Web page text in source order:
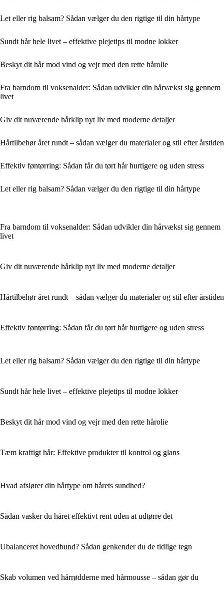
Let eller rig balsam? Sådan vælger du den rigtige til din hårtype
Sundt hår hele livet – effektive plejetips til modne lokker
Beskyt dit hår mod vind og vejr med den rette hårolie
Fra barndom til voksenalder: Sådan udvikler din hårvækst sig gennem
livet
Giv dit nuværende hårklip nyt liv med moderne detaljer
Hårtilbehør året rundt – sådan vælger du materialer og stil efter årstiden
Effektiv føntørring: Sådan får du tørt hår hurtigere og uden stress
Let eller rig balsam? Sådan vælger du den rigtige til din hårtype
Fra barndom til voksenalder: Sådan udvikler din hårvækst sig gennem
livet
Giv dit nuværende hårklip nyt liv med moderne detaljer
Hårtilbehør året rundt – sådan vælger du materialer og stil efter årstiden
Effektiv føntørring: Sådan får du tørt hår hurtigere og uden stress
Let eller rig balsam? Sådan vælger du den rigtige til din hårtype
Sundt hår hele livet – effektive plejetips til modne lokker
Beskyt dit hår mod vind og vejr med den rette hårolie
Tæm kraftigt hår: Effektive produkter til kontrol og glans
Hvad afslører din hårtype om hårets sundhed?
Sådan vasker du håret effektivt rent uden at udtørre det
Ubalanceret hovedbund? Sådan genkender du de tidlige tegn
Skab volumen ved hårrødderne med hårmousse – sådan gør du